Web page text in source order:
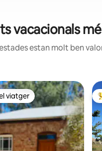
vacacionals
estan molt ben
viatger
viatger